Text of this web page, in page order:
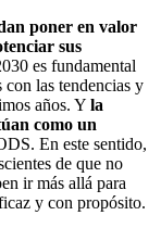
poner en valor
sus
es fundamental
las tendencias y
años. Y la
como un
En este sentido,
de que no
ir más allá para
y con propósito.